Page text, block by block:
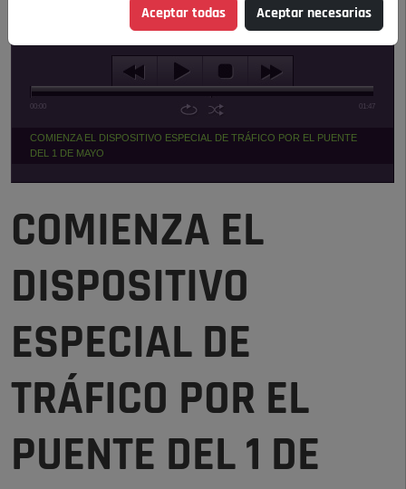
Escucha el audio de esta noticia:
00:00 01:47
COMIENZA EL DISPOSITIVO ESPECIAL DE TRÁFICO POR EL PUENTE
DEL 1 DE MAYO
COMIENZA EL
DISPOSITIVO
ESPECIAL DE
TRÁFICO POR EL
PUENTE DEL 1 DE
Aceptar todas Aceptar necesarias